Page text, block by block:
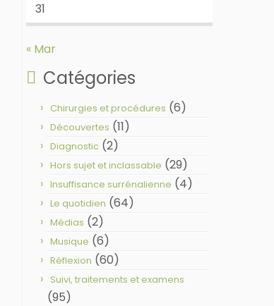
31
« Mar
Catégories
Chirurgies et procédures (6)
Découvertes (11)
Diagnostic (2)
Hors sujet et inclassable (29)
Insuffisance surrénalienne (4)
Le quotidien (64)
Médias (2)
Musique (6)
Réflexion (60)
Suivi, traitements et examens
(95)